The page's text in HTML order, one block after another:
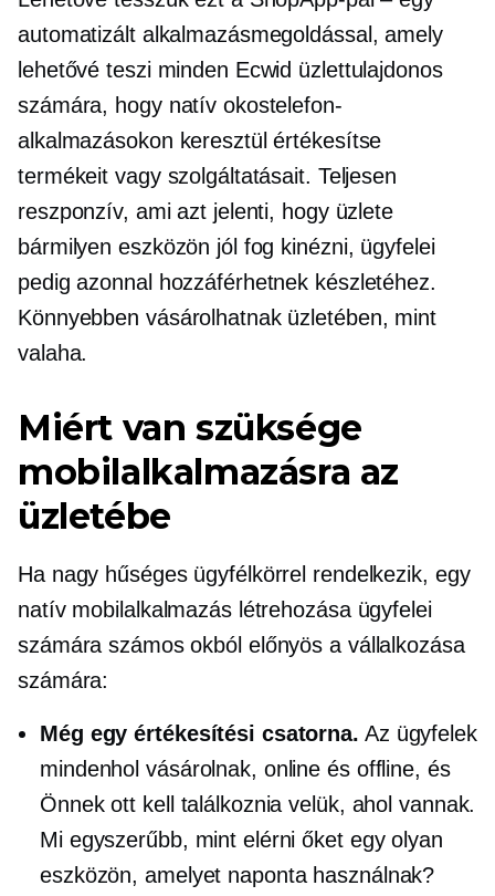
automatizált alkalmazásmegoldással, amely
lehetővé teszi minden Ecwid üzlettulajdonos
számára, hogy natív okostelefon-
alkalmazásokon keresztül értékesítse
termékeit vagy szolgáltatásait. Teljesen
reszponzív, ami azt jelenti, hogy üzlete
bármilyen eszközön jól fog kinézni, ügyfelei
pedig azonnal hozzáférhetnek készletéhez.
Könnyebben vásárolhatnak üzletében, mint
valaha.
Miért van szüksége
mobilalkalmazásra az
üzletébe
Ha nagy hűséges ügyfélkörrel rendelkezik, egy
natív mobilalkalmazás létrehozása ügyfelei
számára számos okból előnyös a vállalkozása
számára:
Még egy értékesítési csatorna. Az ügyfelek
mindenhol vásárolnak, online és offline, és
Önnek ott kell találkoznia velük, ahol vannak.
Mi egyszerűbb, mint elérni őket egy olyan
eszközön, amelyet naponta használnak?